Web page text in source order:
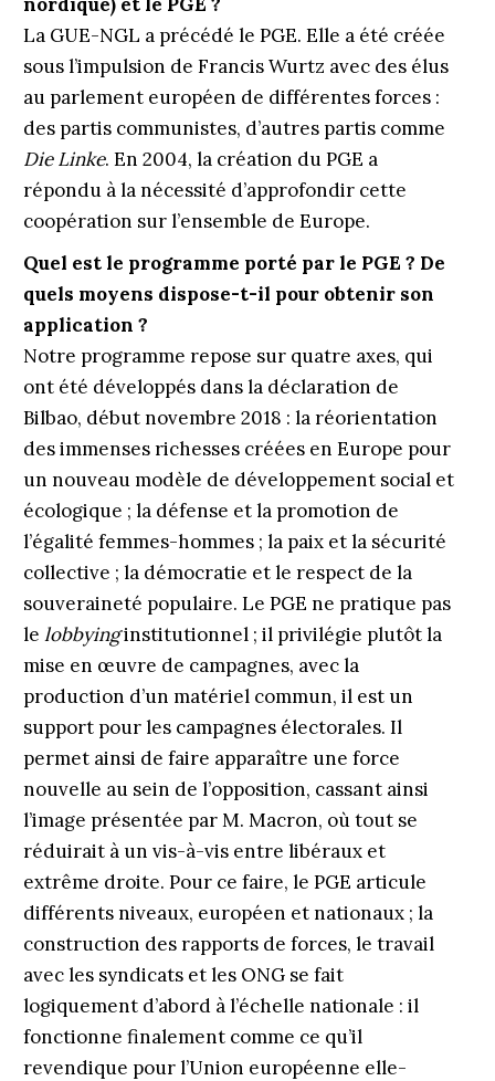
La GUE-NGL a précédé le PGE. Elle a été créée
sous l’impulsion de Francis Wurtz avec des élus
au parlement européen de différentes forces :
des partis communistes, d’autres partis comme
Die Linke. En 2004, la création du PGE a
répondu à la nécessité d’approfondir cette
coopération sur l’ensemble de Europe.
Quel est le programme porté par le PGE ? De
quels moyens dispose-t-il pour obtenir son
application ?
Notre programme repose sur quatre axes, qui
ont été développés dans la déclaration de
Bilbao, début novembre 2018 : la réorientation
des immenses richesses créées en Europe pour
un nouveau modèle de développement social et
écologique ; la défense et la promotion de
l’égalité femmes-hommes ; la paix et la sécurité
collective ; la démocratie et le respect de la
souveraineté populaire. Le PGE ne pratique pas
le lobbyinginstitutionnel ; il privilégie plutôt la
mise en œuvre de campagnes, avec la
production d’un matériel commun, il est un
support pour les campagnes électorales. Il
permet ainsi de faire apparaître une force
nouvelle au sein de l’opposition, cassant ainsi
l’image présentée par M. Macron, où tout se
réduirait à un vis-à-vis entre libéraux et
extrême droite. Pour ce faire, le PGE articule
différents niveaux, européen et nationaux ; la
construction des rapports de forces, le travail
avec les syndicats et les ONG se fait
logiquement d’abord à l’échelle nationale : il
fonctionne finalement comme ce qu’il
revendique pour l’Union européenne elle-